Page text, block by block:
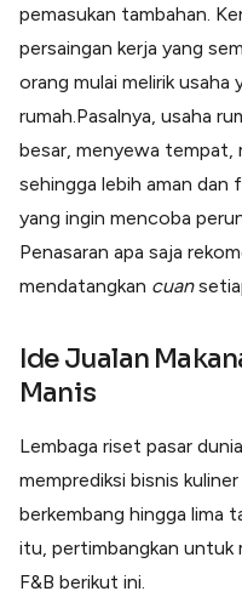
pemasukan tambahan.
persaingan kerja yang
orang mulai melirik usaha
rumah.Pasalnya, usaha
besar, menyewa tempat,
sehingga lebih aman dan
yang ingin mencoba
Penasaran apa saja
mendatangkan cuan
Ide Jualan
Manis
Lembaga riset pasar dunia
memprediksi bisnis
berkembang hingga lima
itu, pertimbangkan untuk
F&B berikut ini.